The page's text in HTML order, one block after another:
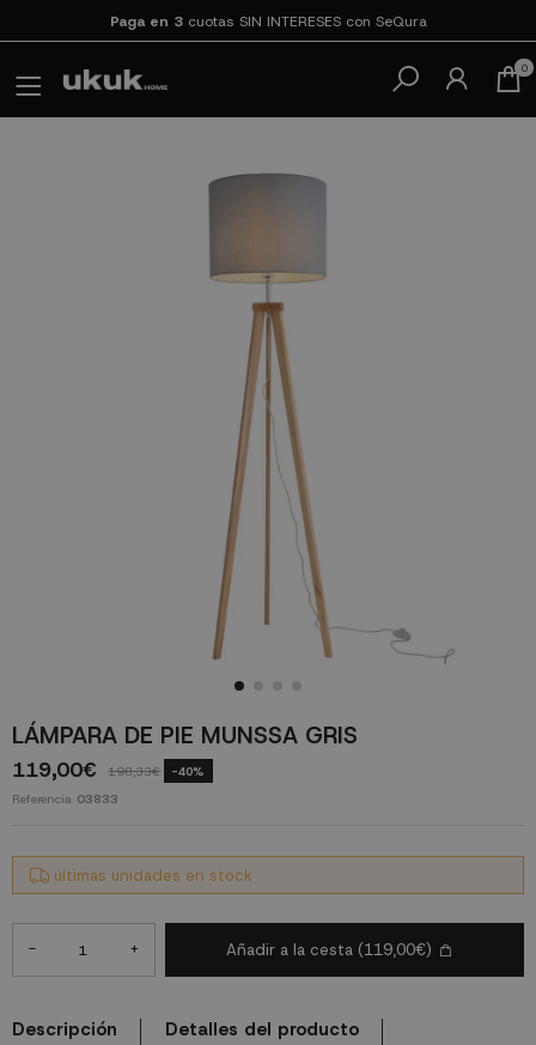
Paga en 3cuotas SIN INTERESES con SeQura
0
LÁMPARA DE PIE MUNSSA GRIS
119,00€ 198,33€ -40%
Referencia 03833
últimas unidades en stock
- + Añadir a la cesta (119,00€)
Descripción
Detalles del producto